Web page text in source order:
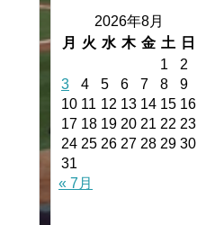
2026年8月
月
火 水 木 金 土
日
1
2
3
4 5 6 7 8
9
10 11 12 13 14 15 16
17 18 19 20 21 22 23
24 25 26 27 28 29 30
31
« 7月